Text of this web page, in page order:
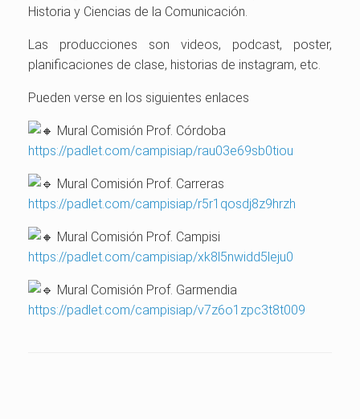
Historia y Ciencias de la Comunicación.
Las producciones son videos, podcast, poster,
planificaciones de clase, historias de instagram, etc.
Pueden verse en los siguientes enlaces
Mural Comisión Prof. Córdoba
https://padlet.com/campisiap/rau03e69sb0tiou
Mural Comisión Prof. Carreras
https://padlet.com/campisiap/r5r1qosdj8z9hrzh
Mural Comisión Prof. Campisi
https://padlet.com/campisiap/xk8l5nwidd5leju0
Mural Comisión Prof. Garmendia
https://padlet.com/campisiap/v7z6o1zpc3t8t009